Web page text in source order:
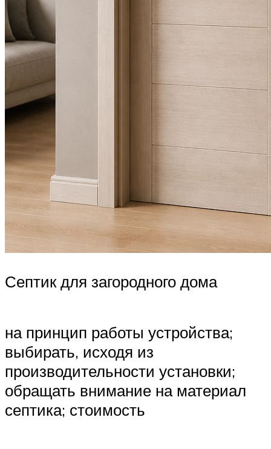
Септик для загородного дома
на принцип работы устройства;
выбирать, исходя из
производительности установки;
обращать внимание на материал
септика; стоимость